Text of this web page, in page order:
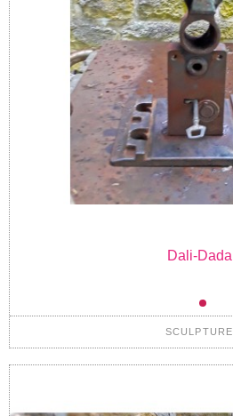
Dali-Dada
SCULPTURE